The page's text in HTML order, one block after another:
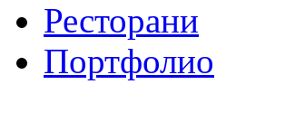
Ресторани
Портфолио